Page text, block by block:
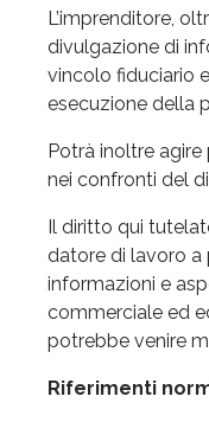
L’imprenditore,
divulgazione di
vincolo fiduciario
esecuzione della
Potrà inoltre agire
nei confronti del
Il diritto qui
datore di lavoro a
informazioni e
commerciale ed
potrebbe venire
Riferimenti